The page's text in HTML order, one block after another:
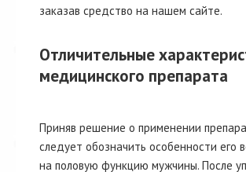
заказав средство на нашем сайте.
Отличительные
медицинского препарата
Приняв решение о применении
следует обозначить особенности его
на половую функцию мужчины. После